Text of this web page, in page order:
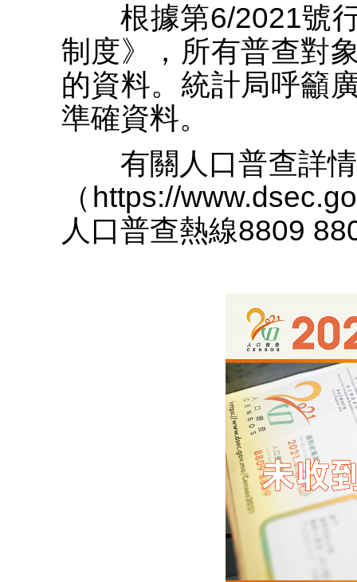
根據第6/2021號行
制度》，所有普查對
的資料。統計局呼籲
準確資料。
有關人口普查詳情
（https://
人口普查熱線8809